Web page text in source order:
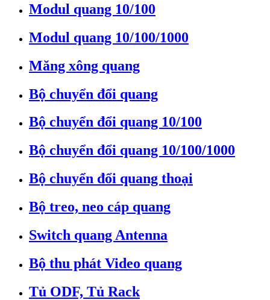
Modul quang 10/100
Modul quang 10/100/1000
Măng xông quang
Bộ chuyển đổi quang
Bộ chuyển đổi quang 10/100
Bộ chuyển đổi quang 10/100/1000
Bộ chuyển đổi quang thoại
Bộ treo, neo cáp quang
Switch quang Antenna
Bộ thu phát Video quang
Tủ ODF, Tủ Rack